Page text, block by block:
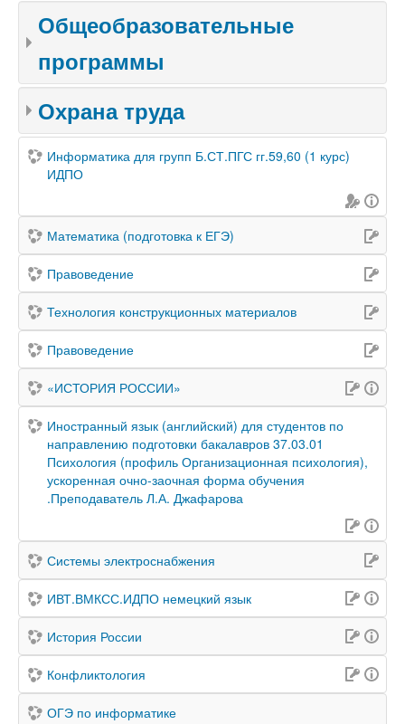
Общеобразовательные
программы
Охрана труда
Информатика для групп Б.СТ.ПГС гг.59,60 (1 курс)
ИДПО
Математика (подготовка к ЕГЭ)
Правоведение
Технология конструкционных материалов
Правоведение
«ИСТОРИЯ РОССИИ»
Иностранный язык (английский) для студентов по
направлению подготовки бакалавров 37.03.01
Психология (профиль Организационная психология),
ускоренная очно-заочная форма обучения
.Преподаватель Л.А. Джафарова
Системы электроснабжения
ИВТ.ВМКСС.ИДПО немецкий язык
История России
Конфликтология
ОГЭ по информатике